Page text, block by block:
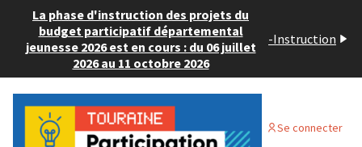
La phase d'instruction des projets du
budget participatif départemental
jeunesse 2026 est en cours : du 06 juillet
2026 au 11 octobre 2026
-Instruction
Se connecter